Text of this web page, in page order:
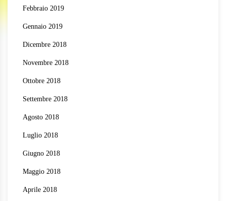
Febbraio 2019
Gennaio 2019
Dicembre 2018
Novembre 2018
Ottobre 2018
Settembre 2018
Agosto 2018
Luglio 2018
Giugno 2018
Maggio 2018
Aprile 2018